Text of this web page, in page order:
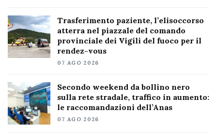
Trasferimento paziente, l’elisoccorso
atterra nel piazzale del comando
provinciale dei Vigili del fuoco per il
rendez-vous
07 AGO 2026
Secondo weekend da bollino nero
sulla rete stradale, traffico in aumento:
le raccomandazioni dell’Anas
07 AGO 2026